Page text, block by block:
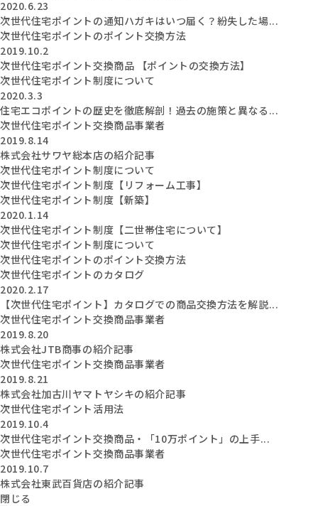
2020.6.23
次世代住宅ポイントの通知ハガキはいつ届く？紛失した場...
次世代住宅ポイントのポイント交換方法
2019.10.2
次世代住宅ポイント交換商品 【ポイントの交換方法】
次世代住宅ポイント制度について
2020.3.3
住宅エコポイントの歴史を徹底解剖！過去の施策と異なる...
次世代住宅ポイント交換商品事業者
2019.8.14
株式会社サワヤ総本店の紹介記事
次世代住宅ポイント制度について
次世代住宅ポイント制度【リフォーム工事】
次世代住宅ポイント制度【新築】
2020.1.14
次世代住宅ポイント制度【二世帯住宅について】
次世代住宅ポイント制度について
次世代住宅ポイントのポイント交換方法
次世代住宅ポイントのカタログ
2020.2.17
【次世代住宅ポイント】カタログでの商品交換方法を解説...
次世代住宅ポイント交換商品事業者
2019.8.20
株式会社JTB商事の紹介記事
次世代住宅ポイント交換商品事業者
2019.8.21
株式会社加古川ヤマトヤシキの紹介記事
次世代住宅ポイント活用法
2019.10.4
次世代住宅ポイント交換商品・「10万ポイント」の上手...
次世代住宅ポイント交換商品事業者
2019.10.7
株式会社東武百貨店の紹介記事
閉じる